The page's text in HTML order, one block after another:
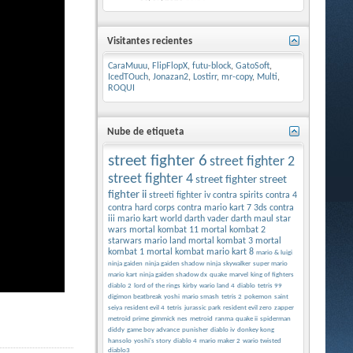
Visitantes recientes
CaraMuuu, FlipFlopX, futu-block, GatoSoft,
IcedTOuch, Jonazan2, Lostirr, mr-copy, Multi,
ROQUI
Nube de etiqueta
street fighter 6 street fighter 2
street fighter 4 street fighter street
fighter ii streeti fighter iv contra spirits contra 4
contra hard corps contra mario kart 7 3ds contra
iii mario kart world darth vader darth maul star
wars mortal kombat 11 mortal kombat 2
starwars mario land mortal kombat 3 mortal
kombat 1 mortal kombat mario kart 8 mario & luigi
ninja gaiden ninja gaiden shadow ninja skywalker super mario
mario kart ninja gaiden shadow dx quake marvel
king of fighters
diablo 2
lord of the rings kirby wario land 4 diablo tetris 99
digimon beatbreak yoshi mario smash tetris 2 pokemon saint
seiya resident evil 4 tetris jurassic park resident evil zero zapper
metroid prime gimmick nes metroid ranma quake ii spiderman
diddy game boy advance punisher diablo iv donkey kong
hansolo yoshi's story diablo 4 mario maker 2 wario twisted
diablo3